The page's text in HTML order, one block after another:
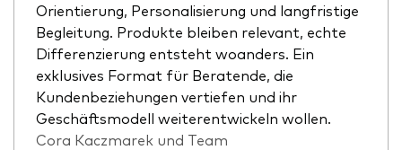
Orientierung, Personalisierung und langfristige
Begleitung. Produkte bleiben relevant, echte
Differenzierung entsteht woanders. Ein
exklusives Format für Beratende, die
Kundenbeziehungen vertiefen und ihr
Geschäftsmodell weiterentwickeln wollen.
Cora Kaczmarek und Team